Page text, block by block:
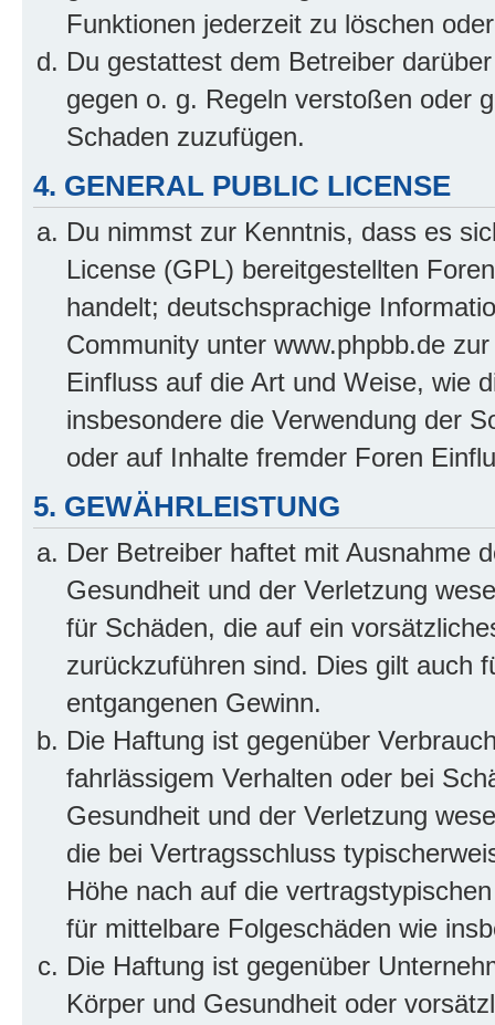
Funktionen jederzeit zu löschen
Du gestattest dem Betreiber
gegen o. g. Regeln verstoßen oder
Schaden zuzufügen.
4. GENERAL PUBLIC LICENSE
Du nimmst zur Kenntnis, dass es
License (GPL) bereitgestellten
handelt; deutschsprachige
Community unter www.phpbb.de
Einfluss auf die Art und Weise, wie
insbesondere die Verwendung der
oder auf Inhalte fremder Foren
5. GEWÄHRLEISTUNG
Der Betreiber haftet mit Ausnahme
Gesundheit und der Verletzung
für Schäden, die auf ein
zurückzuführen sind. Dies gilt auch
entgangenen Gewinn.
Die Haftung ist gegenüber
fahrlässigem Verhalten oder bei
Gesundheit und der Verletzung
die bei Vertragsschluss
Höhe nach auf die
für mittelbare Folgeschäden wie
Die Haftung ist gegenüber
Körper und Gesundheit oder